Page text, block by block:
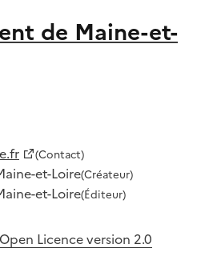
de Maine-et-
(Contact)
et-Loire(Créateur)
et-Loire(Éditeur)
Licence version 2.0